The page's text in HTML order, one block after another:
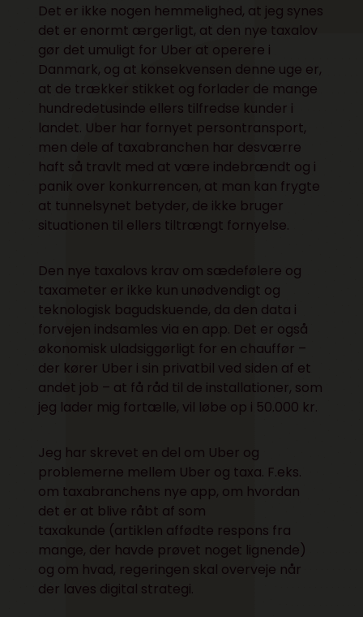
Det er ikke nogen hemmelighed, at jeg synes
det er enormt ærgerligt, at den nye taxalov
gør det umuligt for Uber at operere i
Danmark, og at konsekvensen denne uge er,
at de trækker stikket og forlader de mange
hundredetusinde ellers tilfredse kunder i
landet. Uber har fornyet persontransport,
men dele af taxabranchen har desværre
haft så travlt med at være indebrændt og i
panik over konkurrencen, at man kan frygte
at tunnelsynet betyder, de ikke bruger
situationen til ellers tiltrængt fornyelse.
Den nye taxalovs krav om sædefølere og
taxameter er ikke kun unødvendigt og
teknologisk bagudskuende, da den data i
forvejen indsamles via en app. Det er også
økonomisk uladsiggørligt for en chauffør –
der kører Uber i sin privatbil ved siden af et
andet job – at få råd til de installationer, som
jeg lader mig fortælle, vil løbe op i 50.000 kr.
Jeg har skrevet en del om Uber og
problemerne mellem Uber og taxa. F.eks.
om taxabranchens nye app, om hvordan
det er at blive råbt af som
taxakunde (artiklen affødte respons fra
mange, der havde prøvet noget lignende)
og om hvad, regeringen skal overveje når
der laves digital strategi.